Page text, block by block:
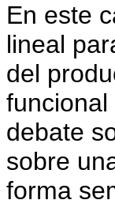
En este
lineal
del
debate
sobre
forma